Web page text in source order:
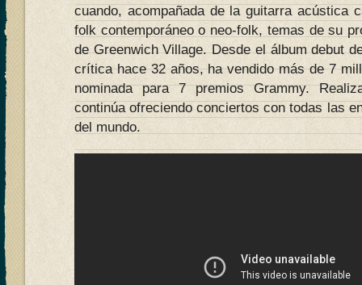
cuando, acompañada de la guitarra acústica
folk contemporáneo o neo-folk, temas de su
de Greenwich Village. Desde el álbum debut
crítica hace 32 años, ha vendido más de 7
nominada para 7 premios Grammy.
continúa ofreciendo conciertos con todas las
del mundo.